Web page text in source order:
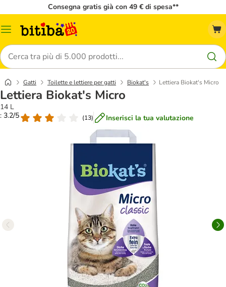
Consegna gratis già con 49 € di spesa**
Overview
Cerca
Gatti Toilette e lettiere per gatti Biokat's Lettiera Biokat's Micro
Lettiera Biokat's Micro
14 L
: 3.2/5
(13) Inserisci la tua valutazione